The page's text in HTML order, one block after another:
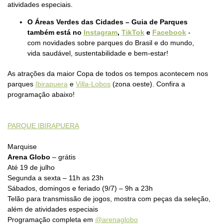
atividades especiais.
O Áreas Verdes das Cidades – Guia de Parques
também está no Instagram, TikTok e Facebook -
com novidades sobre parques do Brasil e do mundo,
vida saudável, sustentabilidade e bem-estar!
As atrações da maior Copa de todos os tempos acontecem nos
parques Ibirapuera e Villa-Lobos (zona oeste). Confira a
programação abaixo!
PARQUE IBIRAPUERA
Marquise
Arena Globo – grátis
Até 19 de julho
Segunda a sexta – 11h as 23h
Sábados, domingos e feriado (9/7) – 9h a 23h
Telão para transmissão de jogos, mostra com peças da seleção,
além de atividades especiais
Programação completa em @arenaglobo